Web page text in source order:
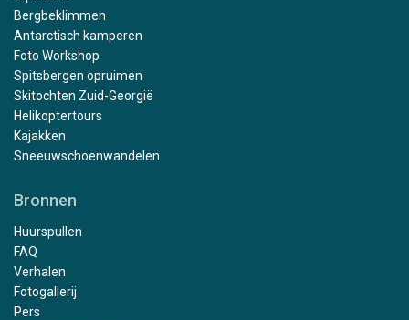
Bergbeklimmen
Antarctisch kamperen
Foto Workshop
Spitsbergen opruimen
Skitochten Zuid-Georgië
Helikoptertours
Kajakken
Sneeuwschoenwandelen
Bronnen
Huurspullen
FAQ
Verhalen
Fotogallerij
Pers